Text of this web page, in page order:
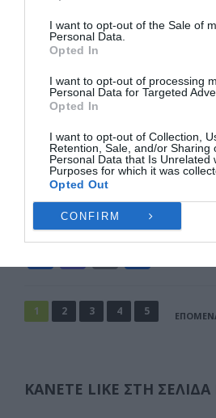
I want to opt-out of the Sale of
Personal Data.
Opted In
I want to opt-out of processing
Personal Data for Targeted
Opted In
I want to opt-out of Collection,
Retention, Sale, and/or Sharing
Personal Data that Is Unrelated
Purposes for which it was
Opted Out
CONFIRM
ΠΡΟΒΟΛΉ
Πολιτική Cookies
Ανησυχούν για τις
στη Λάρισα και τα
«Μπλόκο» στη δόμηση
εκτός σχεδίου
μεγάλοι χαμένοι
Με τη νομοθετική ρύθμιση
υπουργείο Περιβάλλοντος και
εκτός σχεδίου δόμηση και
c
e
o
st
o
o
ai
l
ρ
α
τε
Σελιδοποίηση
άρθρων
1 2 3 4 5
ΚΆΝΕΤΕ LIKE ΣΤΗ